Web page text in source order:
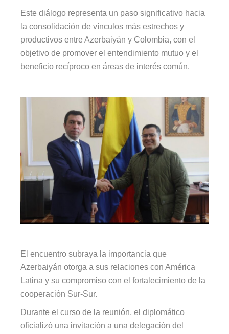
Este diálogo representa un paso significativo hacia
la consolidación de vínculos más estrechos y
productivos entre Azerbaiyán y Colombia, con el
objetivo de promover el entendimiento mutuo y el
beneficio recíproco en áreas de interés común.
El encuentro subraya la importancia que
Azerbaiyán otorga a sus relaciones con América
Latina y su compromiso con el fortalecimiento de la
cooperación Sur-Sur.
Durante el curso de la reunión, el diplomático
oficializó una invitación a una delegación del